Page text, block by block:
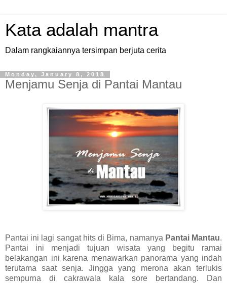
Kata adalah mantra
Dalam rangkaiannya tersimpan berjuta cerita
Monday, January 8, 2018
Menjamu Senja di Pantai Mantau
Pantai ini lagi sangat hits di Bima, namanya Pantai Mantau.
Pantai ini menjadi tujuan wisata yang begitu ramai
belakangan ini karena menawarkan panorama yang indah
terutama saat senja. Jingga yang merona akan terlukis
sempurna di cakrawala kala sore bertandang. Dan